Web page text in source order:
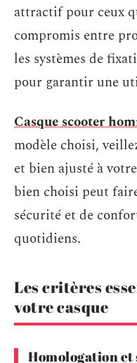
attractif pour ceux
compromis entre
les systèmes de
pour garantir une
Casque scooter
modèle choisi,
et bien ajusté à
bien choisi peut
sécurité et de
quotidiens.
Les critères
votre casque
Homologation